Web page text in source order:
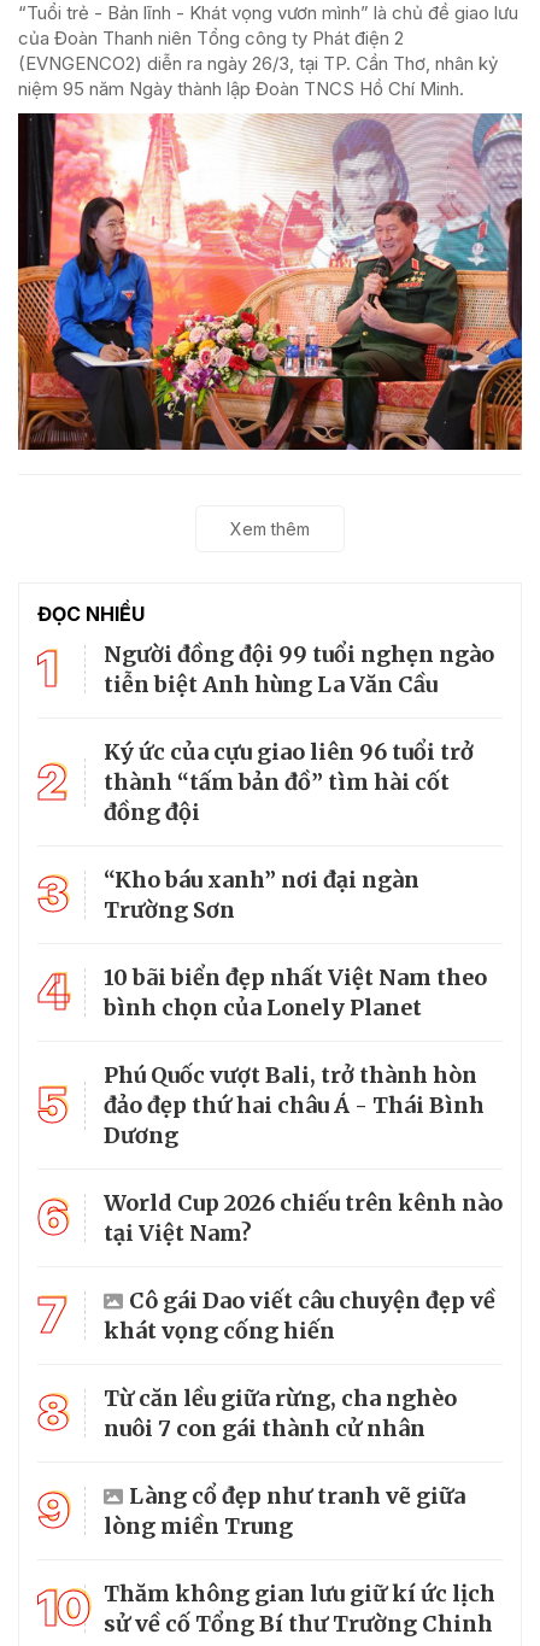
“Tuổi trẻ - Bản lĩnh - Khát vọng vươn mình” là chủ đề giao lưu
của Đoàn Thanh niên Tổng công ty Phát điện 2
(EVNGENCO2) diễn ra ngày 26/3, tại TP. Cần Thơ, nhân kỷ
niệm 95 năm Ngày thành lập Đoàn TNCS Hồ Chí Minh.
Xem thêm
ĐỌC NHIỀU
1
Người đồng đội 99 tuổi nghẹn ngào
tiễn biệt Anh hùng La Văn Cầu
2
Ký ức của cựu giao liên 96 tuổi trở
thành “tấm bản đồ” tìm hài cốt
đồng đội
3
“Kho báu xanh” nơi đại ngàn
Trường Sơn
4
10 bãi biển đẹp nhất Việt Nam theo
bình chọn của Lonely Planet
5
Phú Quốc vượt Bali, trở thành hòn
đảo đẹp thứ hai châu Á - Thái Bình
Dương
6
World Cup 2026 chiếu trên kênh nào
tại Việt Nam?
7
Cô gái Dao viết câu chuyện đẹp về
khát vọng cống hiến
8
Từ căn lều giữa rừng, cha nghèo
nuôi 7 con gái thành cử nhân
9
Làng cổ đẹp như tranh vẽ giữa
lòng miền Trung
10 Thăm không gian lưu giữ kí ức lịch
sử về cố Tổng Bí thư Trường Chinh